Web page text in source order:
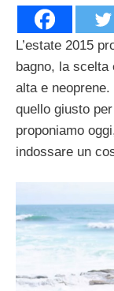
L’estate 2015
bagno, la
alta e
quello giusto
proponiamo
indossare un